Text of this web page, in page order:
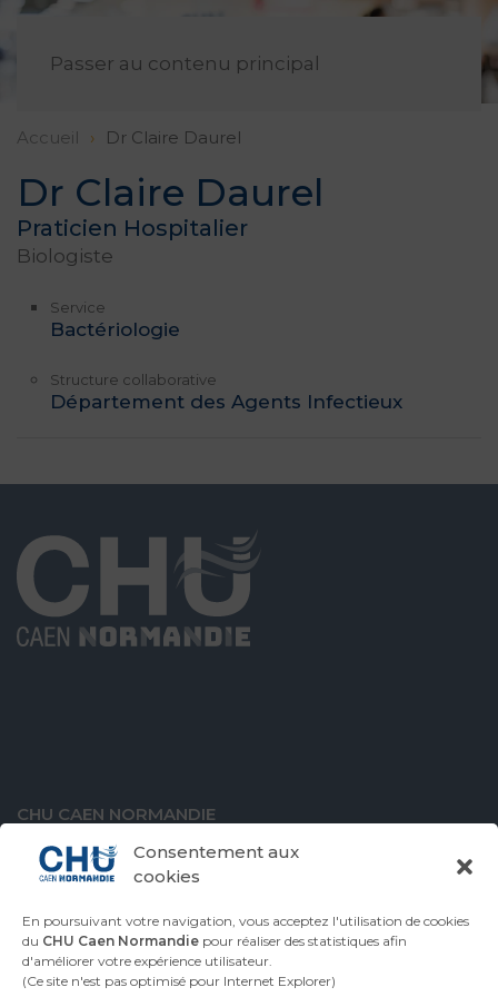
Consentement aux
cookies
En poursuivant votre navigation, vous acceptez l'utilisation de cookies
du CHU Caen Normandie pour réaliser des statistiques afin
d'améliorer votre expérience utilisateur.
(Ce site n'est pas optimisé pour Internet Explorer)
Passer au contenu principal
Accueil Dr Claire Daurel
Dr Claire Daurel
Praticien Hospitalier
Biologiste
Service
Bactériologie
Structure collaborative
Département des Agents Infectieux
CHU CAEN NORMANDIE
14000 Caen
VENIR AU CHU